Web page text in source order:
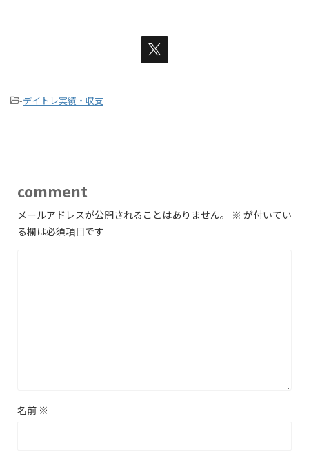
-デイトレ実績・収支
comment
メールアドレスが公開されることはありません。 ※ が付いてい
る欄は必須項目です
名前 ※